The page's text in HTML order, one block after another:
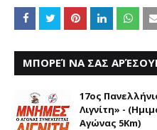
ΜΠΟΡΕΊ ΝΑ ΣΑΣ
17ος
Λιγνίτη» -
Αγώνας 5Km)